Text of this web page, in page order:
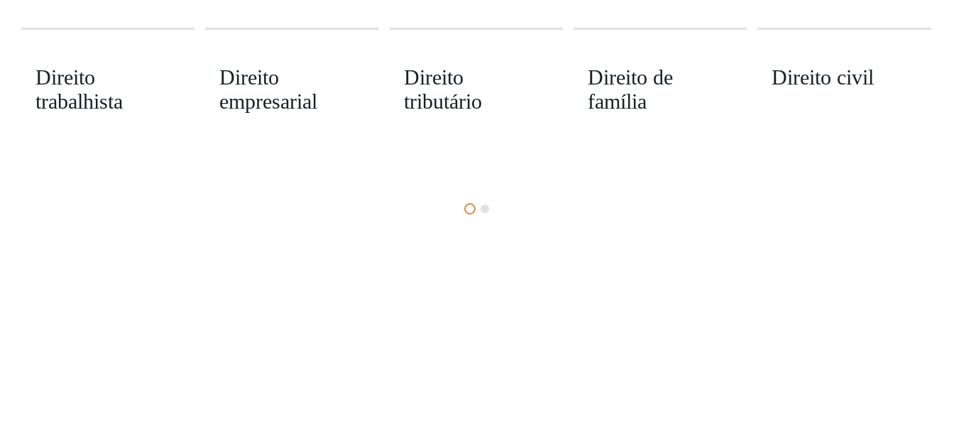
Direito
trabalhista
Direito
empresarial
Direito
tributário
Direito de
família
Direito civil